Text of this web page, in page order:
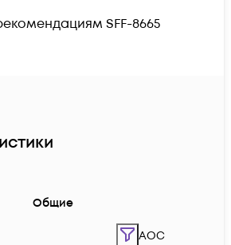
SFF-8665
Общие
AOC